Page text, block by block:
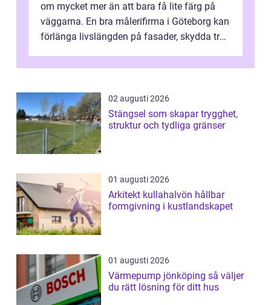
om mycket mer än att bara få lite färg på
väggarna. En bra målerifirma i Göteborg kan
förlänga livslängden på fasader, skydda trä
02 augusti 2026
Stängsel som skapar trygghet,
struktur och tydliga gränser
01 augusti 2026
Arkitekt kullahalvön hållbar
formgivning i kustlandskapet
01 augusti 2026
Värmepump jönköping så väljer
du rätt lösning för ditt hus